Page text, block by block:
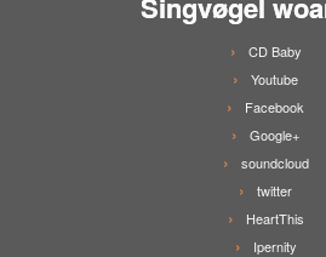
CD Baby
Youtube
Facebook
Google+
soundcloud
twitter
HeartThis
Ipernity